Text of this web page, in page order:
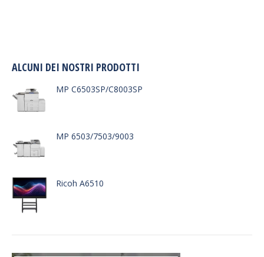
ALCUNI DEI NOSTRI PRODOTTI
MP C6503SP/C8003SP
MP 6503/7503/9003
Ricoh A6510